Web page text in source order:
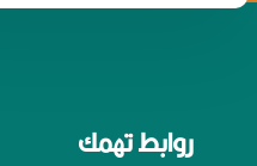
روابط تهمك